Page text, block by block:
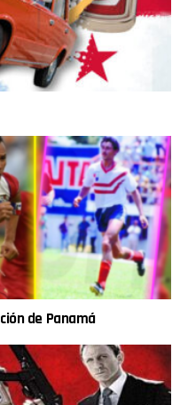
de Panamá